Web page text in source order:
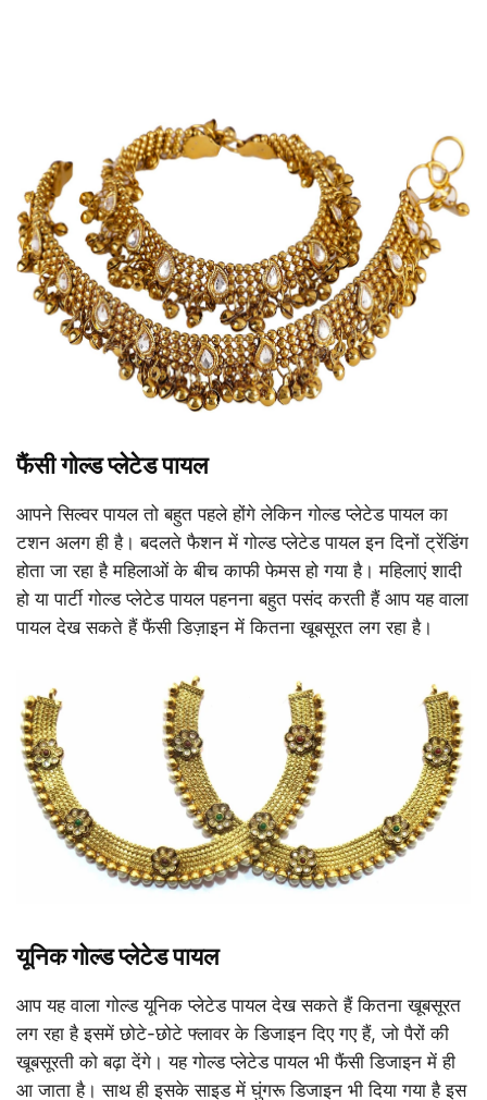
फैंसी गोल्ड प्लेटेड पायल
आपने सिल्वर पायल तो बहुत पहले होंगे लेकिन गोल्ड प्लेटेड पायल का
टशन अलग ही है। बदलते फैशन में गोल्ड प्लेटेड पायल इन दिनों ट्रेंडिंग
होता जा रहा है महिलाओं के बीच काफी फेमस हो गया है। महिलाएं शादी
हो या पार्टी गोल्ड प्लेटेड पायल पहनना बहुत पसंद करती हैं आप यह वाला
पायल देख सकते हैं फैंसी डिज़ाइन में कितना खूबसूरत लग रहा है।
यूनिक गोल्ड प्लेटेड पायल
आप यह वाला गोल्ड यूनिक प्लेटेड पायल देख सकते हैं कितना खूबसूरत
लग रहा है इसमें छोटे-छोटे फ्लावर के डिजाइन दिए गए हैं, जो पैरों की
खूबसूरती को बढ़ा देंगे। यह गोल्ड प्लेटेड पायल भी फैंसी डिजाइन में ही
आ जाता है। साथ ही इसके साइड में घुंगरू डिजाइन भी दिया गया है इस